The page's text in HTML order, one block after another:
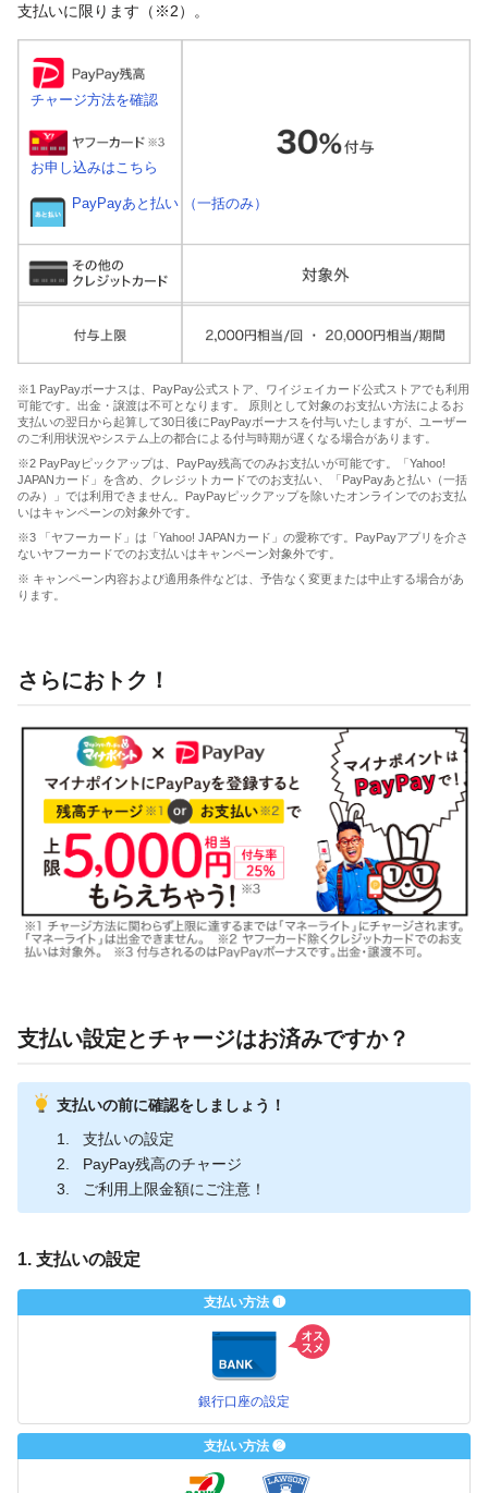
支払いに限ります（※2）。
チャージ方法を確認
お申し込みはこちら
PayPayあと払い （一括のみ）
※1 PayPayボーナスは、PayPay公式ストア、ワイジェイカード公式ストアでも利用
可能です。出金・譲渡は不可となります。 原則として対象のお支払い方法によるお
支払いの翌日から起算して30日後にPayPayボーナスを付与いたしますが、ユーザー
のご利用状況やシステム上の都合による付与時期が遅くなる場合があります。
※2 PayPayピックアップは、PayPay残高でのみお支払いが可能です。「Yahoo!
JAPANカード」を含め、クレジットカードでのお支払い、「PayPayあと払い（一括
のみ）」では利用できません。PayPayピックアップを除いたオンラインでのお支払
いはキャンペーンの対象外です。
※3 「ヤフーカード」は「Yahoo! JAPANカード」の愛称です。PayPayアプリを介さ
ないヤフーカードでのお支払いはキャンペーン対象外です。
※ キャンペーン内容および適用条件などは、予告なく変更または中止する場合があ
ります。
さらにおトク！
支払い設定とチャージはお済みですか？
支払いの前に確認をしましょう！
支払いの設定
PayPay残高のチャージ
ご利用上限金額にご注意！
1. 支払いの設定
支払い方法 ❶
銀行口座の設定
支払い方法 ❷